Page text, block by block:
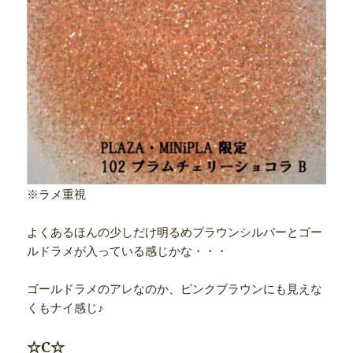
※ラメ重視
よくあるほんの少しだけ明るめブラウンシルバーとゴー
ルドラメが入っている感じかな・・・
ゴールドラメのアレなのか、ピンクブラウンにも見えな
くもナイ感じ♪
☆C☆